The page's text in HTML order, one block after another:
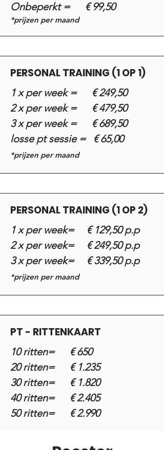
Onbeperkt = € 99,50
*prijzen per maand
PERSONAL TRAINING (1 OP 1)
1 x per week = € 249,50
2 x per week = € 479,50
3 x per week = € 689,50
losse pt sessie = € 65,00
*prijzen per maand
PERSONAL TRAINING (1 OP 2)
1 x per week= € 129,50 p.p
2 x per week= € 249,50 p.p
3 x per week= € 339,50 p.p
*prijzen per maand
PT - RITTENKAART
10 ritten= € 650
20 ritten= € 1.235
30 ritten= € 1.820
40 ritten= € 2.405
50 ritten= € 2.990